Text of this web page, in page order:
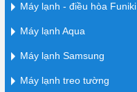
Máy lạnh - điều hòa Funiki
Máy lạnh Aqua
Máy lạnh Samsung
Máy lạnh treo tường